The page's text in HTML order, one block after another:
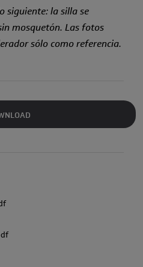
siguiente: la silla se
mosquetón. Las fotos
sólo como referencia.